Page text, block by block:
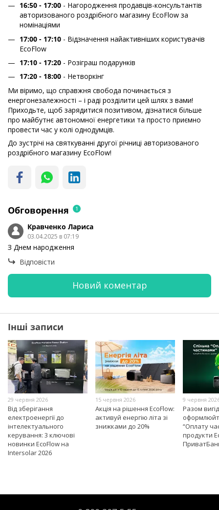
16:50 - 17:00 - Нагородження продавців-консультантів
авторизованого роздрібного магазину EcoFlow за
номінаціями
17:00 - 17:10 - Відзначення найактивніших користувачів
EcoFlow
17:10 - 17:20 - Розіграш подарунків
17:20 - 18:00 - Нетворкінг
Ми віримо, що справжня свобода починається з
енергонезалежності – і раді розділити цей шлях з вами!
Приходьте, щоб зарядитися позитивом, дізнатися більше
про майбутнє автономної енергетики та просто приємно
провести час у колі однодумців.
До зустрічі на святкуванні другої річниці авторизованого
роздрібного магазину EcoFlow!
Обговорення 1
Кравченко Лариса
03.04.2025 в 07:19
З Днем народження
Відповісти
Новий коментар
Інші записи
29 червня 2026
Від зберігання
електроенергії до
інтелектуального
керування: 3 ключові
новинки EcoFlow на
Intersolar 2026
15 червня 2026
Акція на рішення EcoFlow:
активуй енергію літа зі
знижками до 20%
9 червня
Разом
“Оплату
продукти